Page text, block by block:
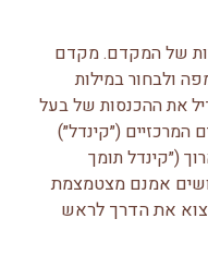
של המקדם. מקדם
ולבחור במילות
את ההכנסות של בעל
המרכזיים (״קינדל״)
(״קינדל תומך
אמנם מצטמצמת
את הדרך לראש